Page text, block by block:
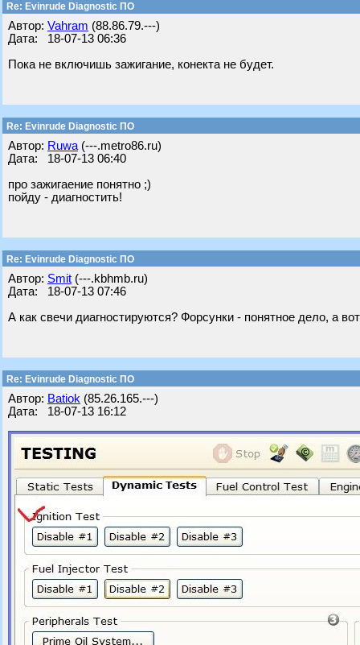
Re: Evinrude Diagnostic ПО
Автор: Vahram (88.86.79.---)
Дата: 18-07-13 06:36
Пока не включишь зажигание, конекта не будет.
Re: Evinrude Diagnostic ПО
Автор: Ruwa (---.metro86.ru)
Дата: 18-07-13 06:40
про зажигаение понятно ;)
пойду - диагностить!
Re: Evinrude Diagnostic ПО
Автор: Smit (---.kbhmb.ru)
Дата: 18-07-13 07:46
А как свечи диагностируются? Форсунки - понятное дело, а
Re: Evinrude Diagnostic ПО
Автор: Batiok (85.26.165.---)
Дата: 18-07-13 16:12